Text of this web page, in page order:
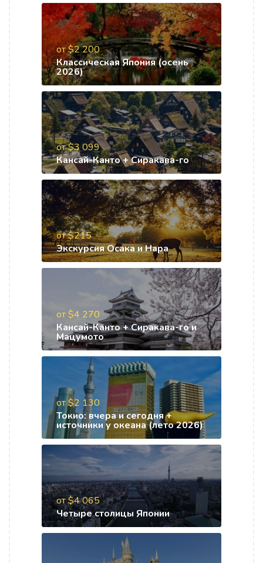
от $2 200
Классическая Япония (осень
2026)
от $3 099
Кансай-Канто + Сиракава-го
от $215
Экскурсия Осака и Нара
от $4 270
Кансай-Канто + Сиракава-го и
Мацумото
от $2 130
Токио: вчера и сегодня +
источники у океана (лето 2026)
от $4 065
Четыре столицы Японии